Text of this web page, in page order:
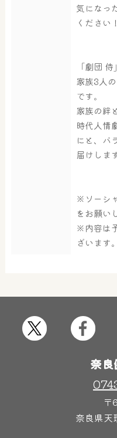
大浴場
奈良わんぱくランド
はしゃきっズ
気になっ
ください！
「劇団 侍」
家族3人
です。
家族の絆
時代人情
にと、バ
届けしま
※ソーシ
をお願い
※内容は
ざいます。
奈
奈良県